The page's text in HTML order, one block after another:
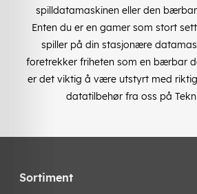
spilldatamaskinen eller den
Enten du er en gamer som stort
spiller på din stasjonære
foretrekker friheten som en bærbar
er det viktig å være utstyrt med
datatilbehør fra oss på
Sortiment